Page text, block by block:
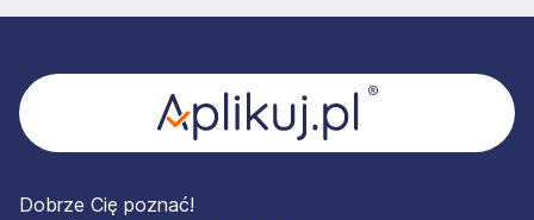
Dobrze Cię poznać!